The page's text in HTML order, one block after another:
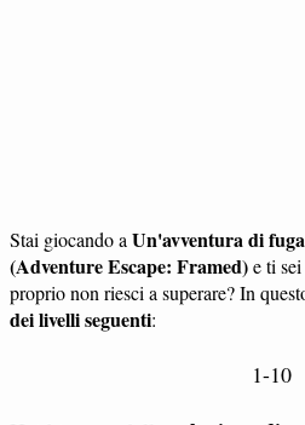
Stai giocando a Un'avventura di
(Adventure Escape: Framed)e ti
proprio non riesci a superare? In
dei livelli seguenti:
1-10